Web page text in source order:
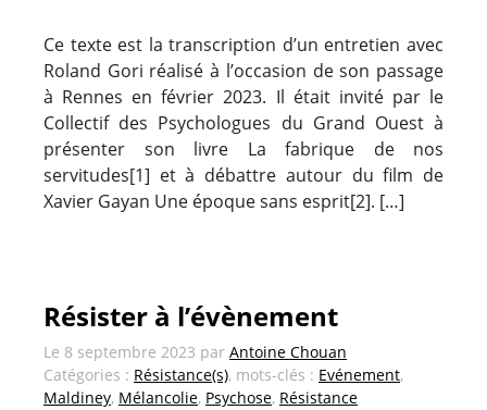
Ce texte est la transcription d’un entretien avec
Roland Gori réalisé à l’occasion de son passage
à Rennes en février 2023. Il était invité par le
Collectif des Psychologues du Grand Ouest à
présenter son livre La fabrique de nos
servitudes[1] et à débattre autour du film de
Xavier Gayan Une époque sans esprit[2]. […]
Résister à l’évènement
Le 8 septembre 2023 par Antoine Chouan
Catégories : Résistance(s), mots-clés : Evénement,
Maldiney, Mélancolie, Psychose, Résistance